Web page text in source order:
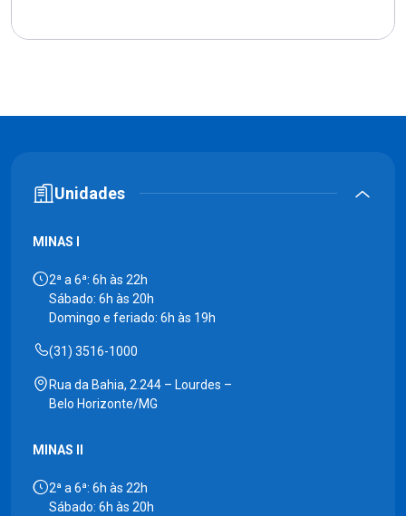
Unidades
MINAS I
2ª a 6ª: 6h às 22h
Sábado: 6h às 20h
Domingo e feriado: 6h às 19h
(31) 3516-1000
Rua da Bahia, 2.244 – Lourdes –
Belo Horizonte/MG
MINAS II
2ª a 6ª: 6h às 22h
Sábado: 6h às 20h